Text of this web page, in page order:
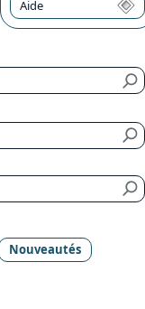
Aide
Nouveautés